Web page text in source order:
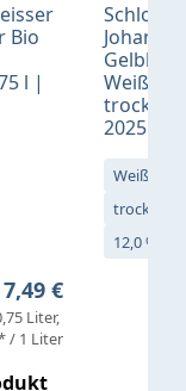
Bio
l |
Regulärer Preis:
7,49 €
Liter
/ 1 Liter
Schloß
Gelblack
trocken
2025
Weißwein
trocken
12,0 % vol.